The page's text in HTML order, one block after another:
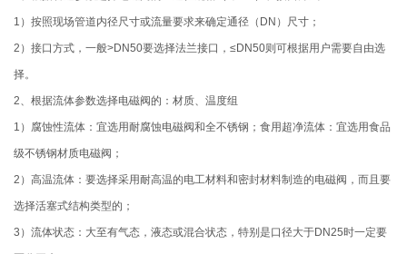
1）按照现场管道内径尺寸或流量要求来确定通径（DN）尺寸；
2）接口方式，一般>DN50要选择法兰接口，≤DN50则可根据用户需要自由选
择。
2、根据流体参数选择电磁阀的：材质、温度组
1）腐蚀性流体：宜选用耐腐蚀电磁阀和全不锈钢；食用超净流体：宜选用食品
级不锈钢材质电磁阀；
2）高温流体：要选择采用耐高温的电工材料和密封材料制造的电磁阀，而且要
选择活塞式结构类型的；
3）流体状态：大至有气态，液态或混合状态，特别是口径大于DN25时一定要